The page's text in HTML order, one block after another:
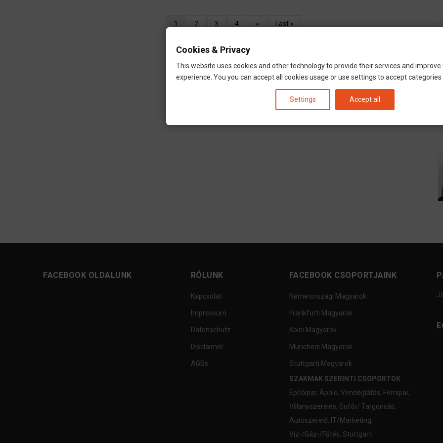
Jelenlegi
1 Oldal
2 Oldal
3 Oldal
4
Következő
››
Utolsó
Last »
FACEBOOK OLDALUNK RÓLUNK
Kapcsolat
Impressum
Datenschutz
Disclaimer
AGBs
FACEBOOK CSOPORTJAINK
Németországi Magyarok
Frankfurti Magyarok
Kölni Magyarok
Müncheni Magyarok
Stuttgarti Magyarok
SZAKMÁK SZERINTI CSOPORTOK
Építőipar, Ápoló, Vendéglátás, Fémipar,
Villanyszerelés, Sofőr/ Targoncás,
Autószerelő, IT/Marketing,
Víz-/Gáz-/Fűtés, Stuttgarti
Cookies & Privacy
This website uses cookies and other technology to provide their services and improve
experience. You you can accept all cookies usage or use settings to accept categories
Settings Accept all